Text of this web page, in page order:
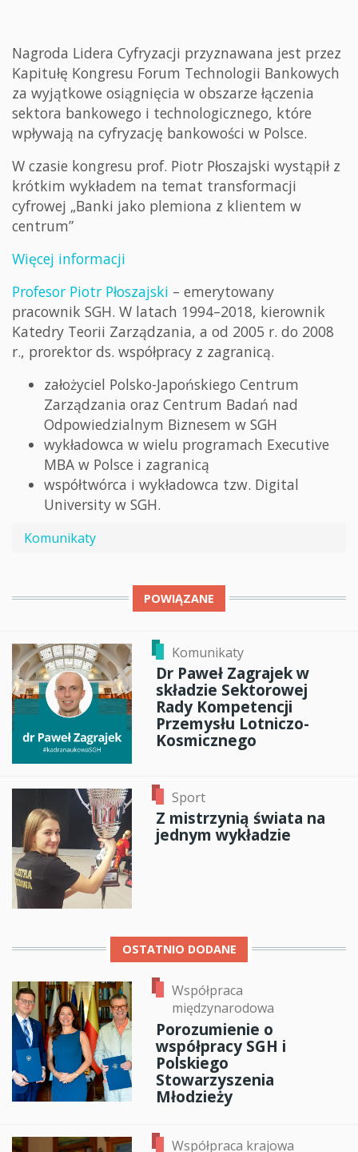
Nagroda Lidera Cyfryzacji przyznawana jest przez
Kapitułę Kongresu Forum Technologii Bankowych
za wyjątkowe osiągnięcia w obszarze łączenia
sektora bankowego i technologicznego, które
wpływają na cyfryzację bankowości w Polsce.
W czasie kongresu prof. Piotr Płoszajski wystąpił z
krótkim wykładem na temat transformacji
cyfrowej „Banki jako plemiona z klientem w
centrum”
Więcej informacji
Profesor Piotr Płoszajski – emerytowany
pracownik SGH. W latach 1994–2018, kierownik
Katedry Teorii Zarządzania, a od 2005 r. do 2008
r., prorektor ds. współpracy z zagranicą.
założyciel Polsko-Japońskiego Centrum
Zarządzania oraz Centrum Badań nad
Odpowiedzialnym Biznesem w SGH
wykładowca w wielu programach Executive
MBA w Polsce i zagranicą
współtwórca i wykładowca tzw. Digital
University w SGH.
Komunikaty
POWIĄZANE
Komunikaty
Dr Paweł Zagrajek w
składzie Sektorowej
Rady Kompetencji
Przemysłu Lotniczo-
Kosmicznego
Sport
Z mistrzynią świata na
jednym wykładzie
OSTATNIO DODANE
Współpraca
międzynarodowa
Porozumienie o
współpracy SGH i
Polskiego
Stowarzyszenia
Młodzieży
Współpraca krajowa